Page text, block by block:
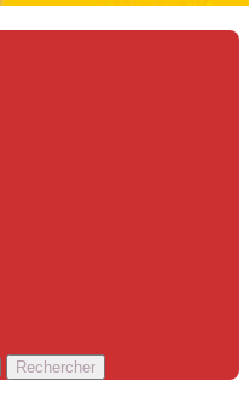
Rechercher